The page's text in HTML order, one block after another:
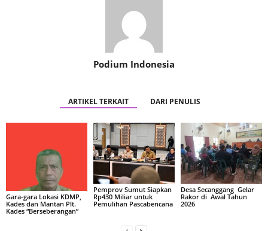
Podium Indonesia
ARTIKEL TERKAIT DARI PENULIS
Gara-gara Lokasi KDMP,
Kades dan Mantan Plt.
Kades “Berseberangan”
Pemprov Sumut Siapkan
Rp430 Miliar untuk
Pemulihan Pascabencana
Desa Secanggang Gelar
Rakor di Awal Tahun
2026